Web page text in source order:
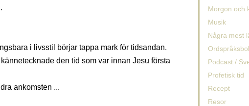
i livsstil börjar tappa mark för tidsandan.
den tid som var innan Jesu första
ankomsten ...
Morgon och
Musik
Några mest
Podcast /
Profetisk tid
Recept
Resor